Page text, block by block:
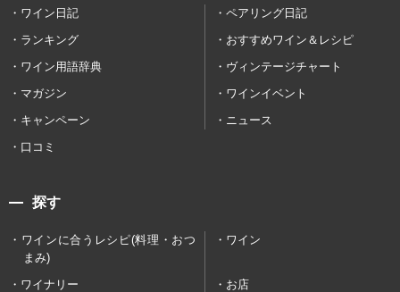
ワイン日記
ペアリング日記
ランキング
おすすめワイン＆レシピ
ワイン用語辞典
ヴィンテージチャート
マガジン
ワインイベント
キャンペーン
ニュース
口コミ
探す
ワインに合うレシピ(料理・おつ
まみ)
ワイン
ワイナリー お店